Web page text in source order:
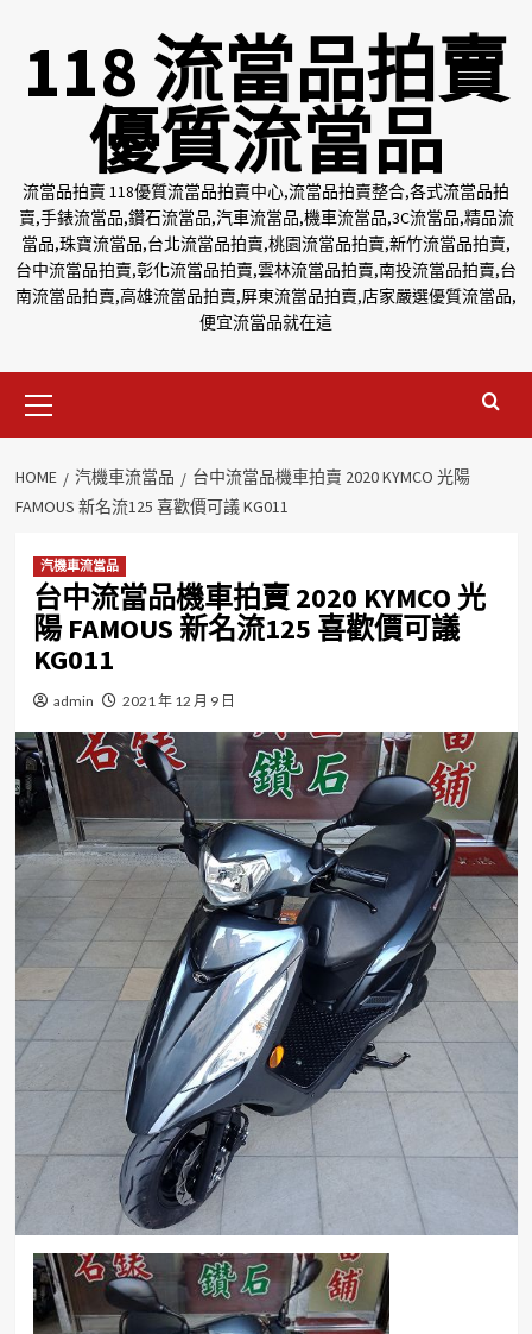
118 流當品拍賣
優質流當品
流當品拍賣 118優質流當品拍賣中心,流當品拍賣整合,各式流當品拍
賣,手錶流當品,鑽石流當品,汽車流當品,機車流當品,3C流當品,精品流
當品,珠寶流當品,台北流當品拍賣,桃園流當品拍賣,新竹流當品拍賣,
台中流當品拍賣,彰化流當品拍賣,雲林流當品拍賣,南投流當品拍賣,台
南流當品拍賣,高雄流當品拍賣,屏東流當品拍賣,店家嚴選優質流當品,
便宜流當品就在這
Menu
HOME 汽機車流當品
台中流當品機車拍賣 2020 KYMCO 光陽
FAMOUS 新名流125 喜歡價可議 KG011
汽機車流當品
台中流當品機車拍賣 2020 KYMCO 光
陽 FAMOUS 新名流125 喜歡價可議
KG011
admin 2021 年 12 月 9 日